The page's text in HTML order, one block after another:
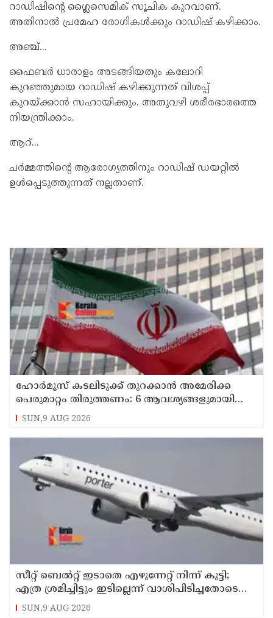
റാഡിഷിന്‍റെ ഗ്ലൈസെമിക് സൂചിക കുറവാണ്.
അതിനാല്‍ പ്രമേഹ രോഗികള്‍ക്കും റാഡിഷ് കഴിക്കാം.
അഞ്ച്...
ഫൈബര്‍ ധാരാളം അടങ്ങിയതും കലോറി
കുറഞ്ഞുമായ റാഡിഷ് കഴിക്കുന്നത് വിശപ്പ്
കുറയ്ക്കാന്‍ സഹായിക്കും. അതുവഴി ശരീരഭാരത്തെ
നിയന്ത്രിക്കാം.
ആറ്...
ചര്‍മ്മത്തിന്‍റെ ആരോഗ്യത്തിനും റാഡിഷ് ഡയറ്റില്‍
ഉള്‍പ്പെടുത്തുന്നത് നല്ലതാണ്.
ഹോര്‍മൂസ് കടലിടുക്ക് തുറക്കാന്‍ അമേരിക്ക
പെരുമാറ്റം തിരുത്തണം: 6 ആവശ്യങ്ങളുമായി
ഇറാന്‍ ദേശീയ സുരക്ഷാ കൗണ്‍സില്‍
SUN,9 AUG 2026
സീറ്റ് ബെല്‍റ്റ് ഇടാതെ എഴുന്നേറ്റ് നിന്ന് കുട്ടി;
എത്ര ശ്രമിച്ചിട്ടും ഇടില്ലെന്ന് വാശിപിടിച്ചതോടെ
വിമാനം റദ്ദാക്കി
SUN,9 AUG 2026